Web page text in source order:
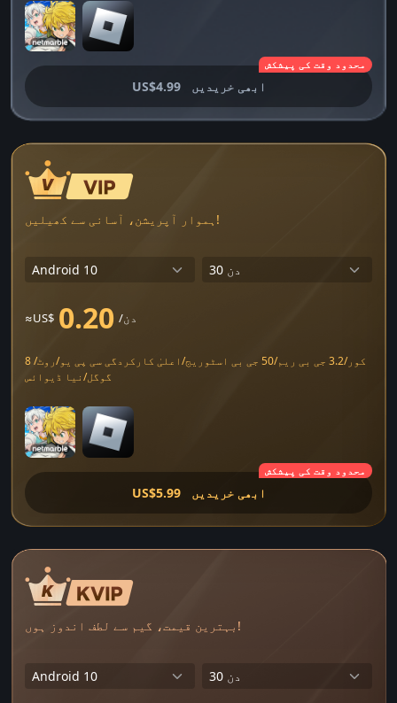
US$4.99 ابھی خریدیں
محدود وقت کی پیشکش
ہموار آپریشن، آسانی سے کھیلیں!
≈US$ 0.20 /دن
8 کور/3.2 جی بی ریم/50 جی بی اسٹوریج/اعلیٰ کارکردگی سی پی یو/روٹ/
گوگل/نیا ڈیوائس
US$5.99 ابھی خریدیں
محدود وقت کی پیشکش
بہترین قیمت، گیم سے لطف اندوز ہوں!